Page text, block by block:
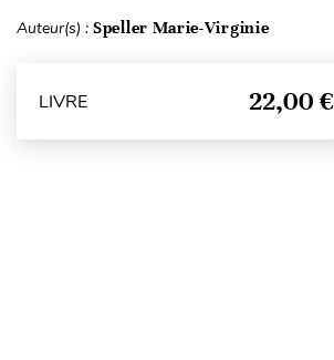
Auteur(s) : Speller Marie-Virginie
LIVRE 22,00 €